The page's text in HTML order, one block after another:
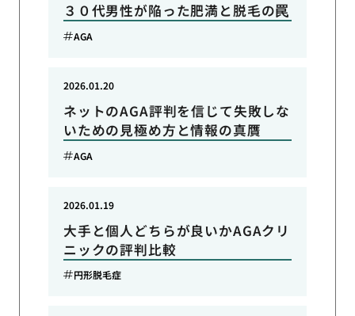
３０代男性が陥った肥満と脱毛の罠
AGA
ネットのAGA評判を信じて失敗しな
いための見極め方と情報の真贋
2026.01.20
AGA
大手と個人どちらが良いかAGAクリ
ニックの評判比較
2026.01.19
円形脱毛症